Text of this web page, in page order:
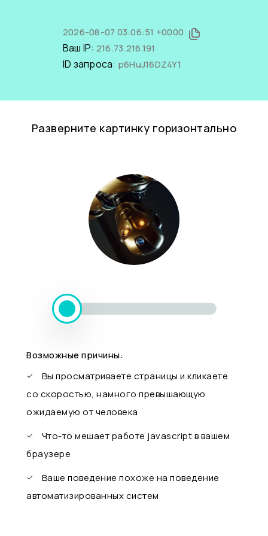
2026-08-07 03:06:51 +0000
Ваш IP: 216.73.216.191
ID запроса: p6HuJ16DZ4Y1
Разверните картинку горизонтально
Возможные причины:
Вы просматриваете страницы и кликаете
со скоростью, намного превышающую
ожидаемую от человека
Что-то мешает работе javascript в вашем
браузере
Ваше поведение похоже на поведение
автоматизированных систем